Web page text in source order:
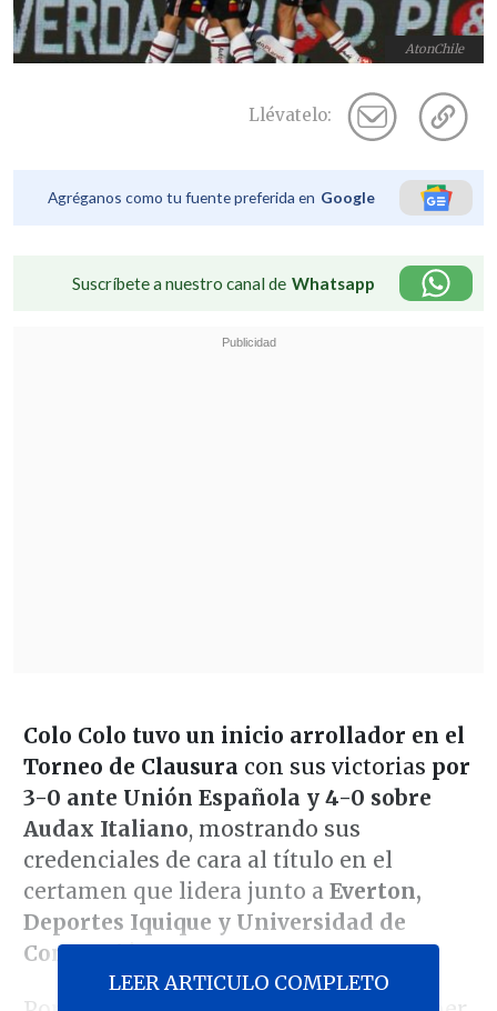
AtonChile
Llévatelo:
Agréganos como tu fuente preferida en Google
Suscríbete a nuestro canal de Whatsapp
Colo Colo tuvo un inicio arrollador en el
Torneo de Clausura con sus victorias por
3-0 ante Unión Española y 4-0 sobre
Audax Italiano, mostrando sus
credenciales de cara al título en el
certamen que lidera junto a Everton,
Deportes Iquique y Universidad de
Concepción.
LEER ARTICULO COMPLETO